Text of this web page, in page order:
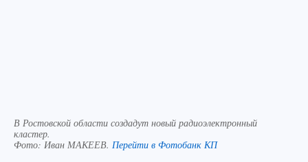
В Ростовской области создадут новый радиоэлектронный
кластер.
Фото: Иван МАКЕЕВ. Перейти в Фотобанк КП